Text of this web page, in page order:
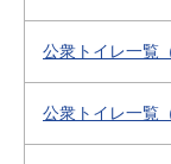
公衆トイレ一覧
公衆トイレ一覧